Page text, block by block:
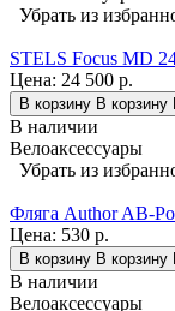
Убрать из
STELS Focus MD
Цена: 24 500 р.
В корзину В корзину
В наличии
Велоаксессуары
Убрать из
Фляга Author AB-
Цена: 530 р.
В корзину В корзину
В наличии
Велоаксессуары